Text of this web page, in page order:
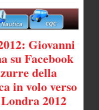
Giovanni
su Facebook
della
in volo verso
2012